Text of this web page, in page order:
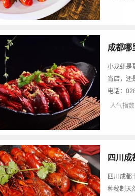
成都哪
小龙虾是
宵店，还
电话：
人气指数
四川
四川成都
种秘制天